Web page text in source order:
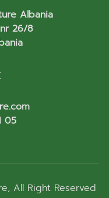
Albania
26/8
05
, All Right Reserved